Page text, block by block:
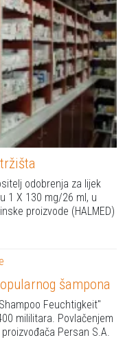
odobrenja za lijek
1 X 130 mg/26 ml, u
proizvode (HALMED)
šampona
Feuchtigkeit"
mililitara. Povlačenjem
Persan S.A.